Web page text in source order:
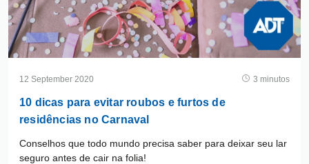
12 September 2020 3 minutos
10 dicas para evitar roubos e furtos de
residências no Carnaval
Conselhos que todo mundo precisa saber para deixar seu lar
seguro antes de cair na folia!